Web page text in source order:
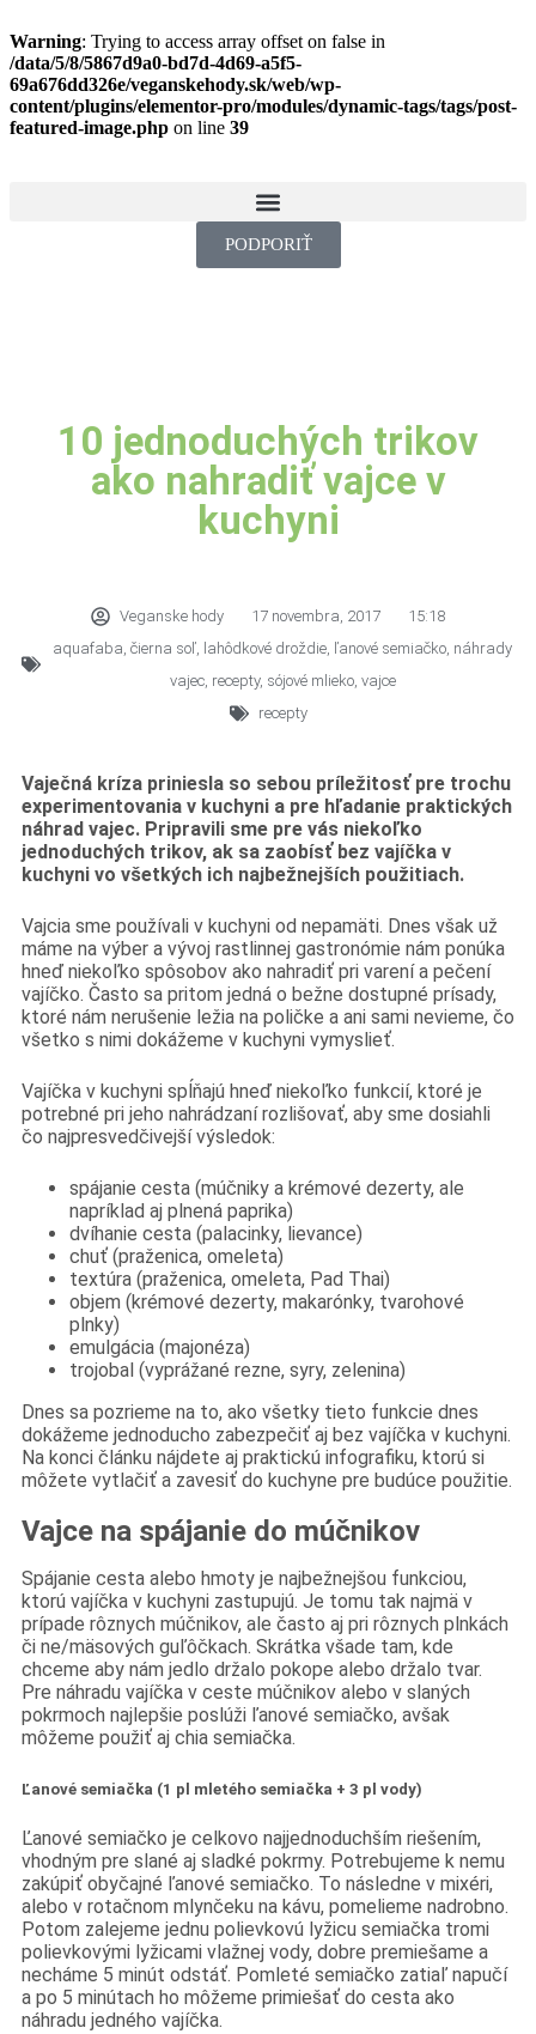
Warning: Trying to access array offset on false in
/data/5/8/5867d9a0-bd7d-4d69-a5f5-
69a676dd326e/veganskehody.sk/web/wp-
content/plugins/elementor-pro/modules/dynamic-tags/tags/post-
featured-image.php on line 39
PODPORIŤ
10 jednoduchých trikov
ako nahradiť vajce v
kuchyni
Veganske hody 17 novembra, 2017
15:18
aquafaba, čierna soľ, lahôdkové droždie, ľanové semiačko, náhrady
vajec, recepty, sójové mlieko, vajce
recepty
Vaječná kríza priniesla so sebou príležitosť pre trochu
experimentovania v kuchyni a pre hľadanie praktických
náhrad vajec. Pripravili sme pre vás niekoľko
jednoduchých trikov, ak sa zaobísť bez vajíčka v
kuchyni vo všetkých ich najbežnejších použitiach.
Vajcia sme používali v kuchyni od nepamäti. Dnes však už
máme na výber a vývoj rastlinnej gastronómie nám ponúka
hneď niekoľko spôsobov ako nahradiť pri varení a pečení
vajíčko. Často sa pritom jedná o bežne dostupné prísady,
ktoré nám nerušenie ležia na poličke a ani sami nevieme, čo
všetko s nimi dokážeme v kuchyni vymyslieť.
Vajíčka v kuchyni spĺňajú hneď niekoľko funkcií, ktoré je
potrebné pri jeho nahrádzaní rozlišovať, aby sme dosiahli
čo najpresvedčivejší výsledok:
spájanie cesta (múčniky a krémové dezerty, ale
napríklad aj plnená paprika)
dvíhanie cesta (palacinky, lievance)
chuť (praženica, omeleta)
textúra (praženica, omeleta, Pad Thai)
objem (krémové dezerty, makarónky, tvarohové
plnky)
emulgácia (majonéza)
trojobal (vyprážané rezne, syry, zelenina)
Dnes sa pozrieme na to, ako všetky tieto funkcie dnes
dokážeme jednoducho zabezpečiť aj bez vajíčka v kuchyni.
Na konci článku nájdete aj praktickú infografiku, ktorú si
môžete vytlačiť a zavesiť do kuchyne pre budúce použitie.
Vajce na spájanie do múčnikov
Spájanie cesta alebo hmoty je najbežnejšou funkciou,
ktorú vajíčka v kuchyni zastupujú. Je tomu tak najmä v
prípade rôznych múčnikov, ale často aj pri rôznych plnkách
či ne/mäsových guľôčkach. Skrátka všade tam, kde
chceme aby nám jedlo držalo pokope alebo držalo tvar.
Pre náhradu vajíčka v ceste múčnikov alebo v slaných
pokrmoch najlepšie poslúži ľanové semiačko, avšak
môžeme použiť aj chia semiačka.
Ľanové semiačka (1 pl mletého semiačka + 3 pl vody)
Ľanové semiačko je celkovo najjednoduchším riešením,
vhodným pre slané aj sladké pokrmy. Potrebujeme k nemu
zakúpiť obyčajné ľanové semiačko. To následne v mixéri,
alebo v rotačnom mlynčeku na kávu, pomelieme nadrobno.
Potom zalejeme jednu polievkovú lyžicu semiačka tromi
polievkovými lyžicami vlažnej vody, dobre premiešame a
necháme 5 minút odstáť. Pomleté semiačko zatiaľ napučí
a po 5 minútach ho môžeme primiešať do cesta ako
náhradu jedného vajíčka.